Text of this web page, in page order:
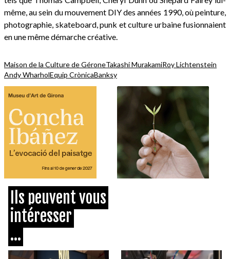
même, au sein du mouvement DIY des années 1990, où peinture,
photographie, skateboard, punk et culture urbaine fusionnaient
en une même démarche créative.
Maison de la Culture de GéroneTakashi MurakamiRoy Lichtenstein
Andy WharholEquip CrònicaBanksy
Ils peuvent vous
intéresser
...